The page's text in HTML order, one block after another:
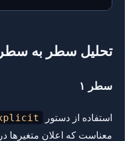
تحلیل سطر به
سطر ۱
استفاده از دستور
معناست که اعلان متغیرها